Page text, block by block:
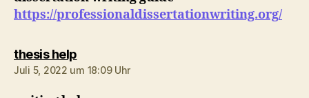
https://professionaldissertationwriting.org/
thesis helpsagt:
Juli 5, 2022 um 18:09 Uhr